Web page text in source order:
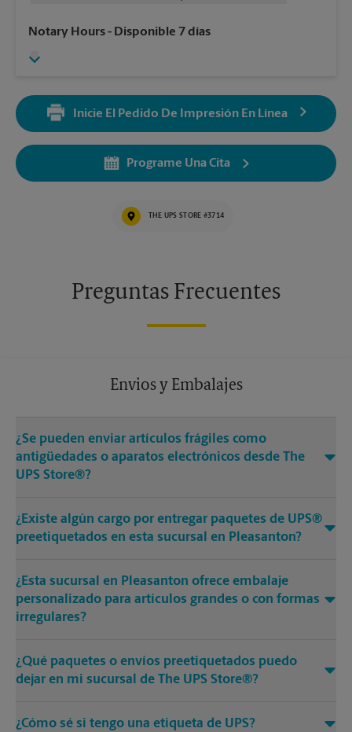
Domingo
Sin Recolección
Miércoles
6:00 PM
Viernes
Domingo
Sin Recolección
Lunes
6:00 PM
Martes
6:00 PM
Notary Hours- Disponible 7 días
Inicie El Pedido De Impresión En Línea
Programe Una Cita
THE UPS STORE #3714
Preguntas Frecuentes
Envios y Embalajes
¿Se pueden enviar artículos frágiles como
antigüedades o aparatos electrónicos desde The
UPS Store®?
¿Existe algún cargo por entregar paquetes de UPS®
preetiquetados en esta sucursal en Pleasanton?
¿Esta sucursal en Pleasanton ofrece embalaje
personalizado para artículos grandes o con formas
irregulares?
¿Qué paquetes o envíos preetiquetados puedo
dejar en mi sucursal de The UPS Store®?
¿Cómo sé si tengo una etiqueta de UPS?